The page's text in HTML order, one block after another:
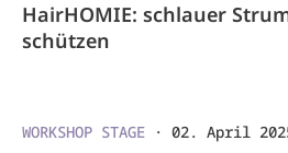
HairHOMIE: schlauer
schützen
WORKSHOP STAGE · 02. April